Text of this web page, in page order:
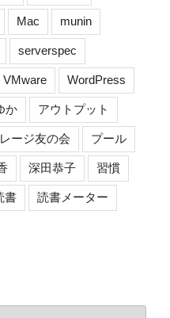
Mac munin
serverspec
VMware WordPress
か アウトプット
ージ友の会 プール
深田恭子 習慣
書 読書メーター